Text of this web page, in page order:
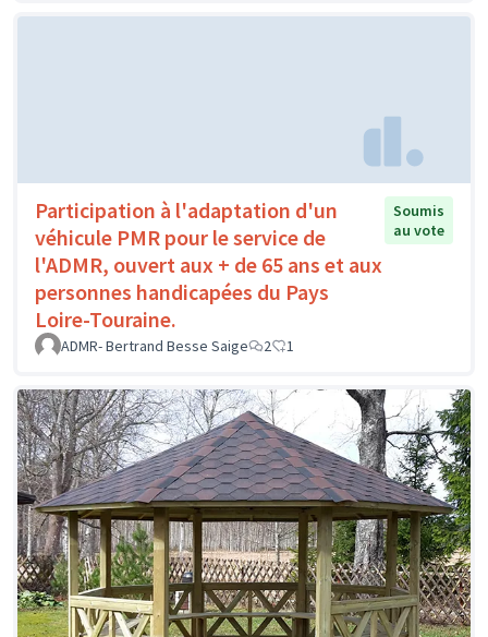
Participation à l'adaptation d'un
véhicule PMR pour le service de
l'ADMR, ouvert aux + de 65 ans et aux
personnes handicapées du Pays
Loire-Touraine.
Soumis
au vote
ADMR- Bertrand Besse Saige 2 1